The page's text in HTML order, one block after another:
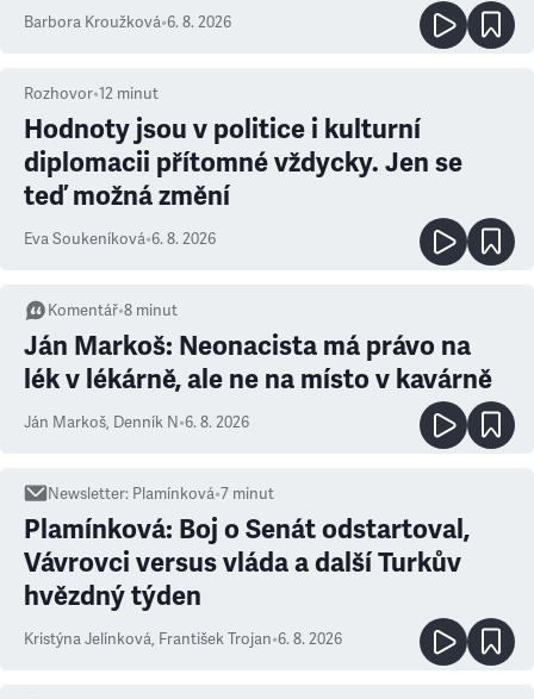
Barbora Kroužková•6. 8. 2026
Rozhovor•12 minut
Hodnoty jsou v politice i kulturní
diplomacii přítomné vždycky. Jen se
teď možná změní
Eva Soukeníková•6. 8. 2026
Komentář•8 minut
Ján Markoš: Neonacista má právo na
lék v lékárně, ale ne na místo v kavárně
Ján Markoš, Denník N•6. 8. 2026
Newsletter: Plamínková•7 minut
Plamínková: Boj o Senát odstartoval,
Vávrovci versus vláda a další Turkův
hvězdný týden
Kristýna Jelínková, František Trojan•6. 8. 2026